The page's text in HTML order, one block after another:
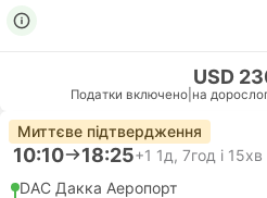
USD
Податки включено на
Миттєве підтвердження
10:10 18:25+1 1д, 7год і 15хв
DAC Дакка Аеропорт